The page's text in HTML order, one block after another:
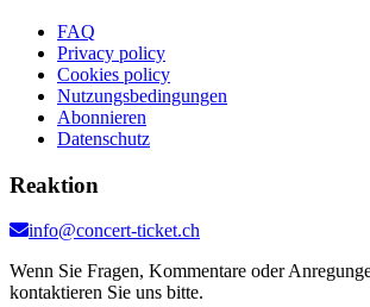
FAQ
Privacy policy
Cookies policy
Nutzungsbedingungen
Abonnieren
Datenschutz
Reaktion
info@concert-ticket.ch
Wenn Sie Fragen, Kommentare oder
kontaktieren Sie uns bitte.